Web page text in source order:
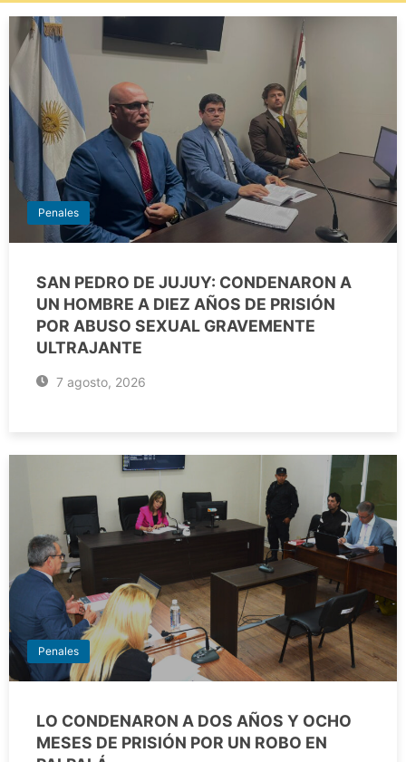
Penales
SAN PEDRO DE JUJUY: CONDENARON A
UN HOMBRE A DIEZ AÑOS DE PRISIÓN
POR ABUSO SEXUAL GRAVEMENTE
ULTRAJANTE
7 agosto, 2026
Penales
LO CONDENARON A DOS AÑOS Y OCHO
MESES DE PRISIÓN POR UN ROBO EN